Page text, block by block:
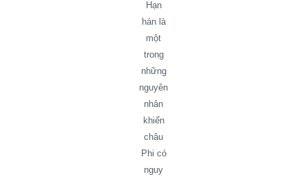
Hạn
hán là
một
trong
những
nguyên
nhân
khiến
châu
Phi có
nguy